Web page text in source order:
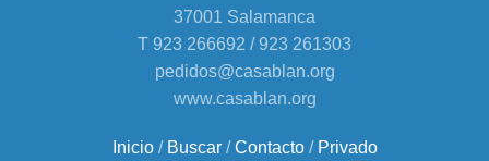
37001 Salamanca
T 923 266692 / 923 261303
pedidos@casablan.org
www.casablan.org
Inicio/ Buscar/Contacto/ Privado